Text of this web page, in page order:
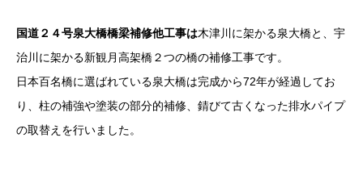
国道２４号泉大橋橋梁補修他工事は木津川に架かる泉大橋と、宇
治川に架かる新観月高架橋２つの橋の補修工事です。
日本百名橋に選ばれている泉大橋は完成から72年が経過してお
り、柱の補強や塗装の部分的補修、錆びて古くなった排水パイプ
の取替えを行いました。